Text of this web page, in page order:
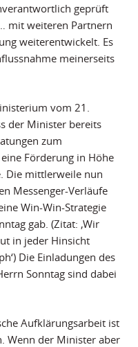
geprüft
mit weiteren Partnern
weiterentwickelt. Es
meinerseits
vom 21.
der Minister bereits
zum
Förderung in Höhe
Die mittlerweile nun
Messenger-Verläufe
Win-Win-Strategie
gab. (Zitat: ‚Wir
in jeder Hinsicht
Die Einladungen des
Sonntag sind dabei
Aufklärungsarbeit ist
Wenn der Minister aber